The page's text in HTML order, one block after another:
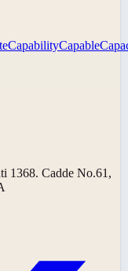
CapabilityCapable
1368. Cadde No.61,